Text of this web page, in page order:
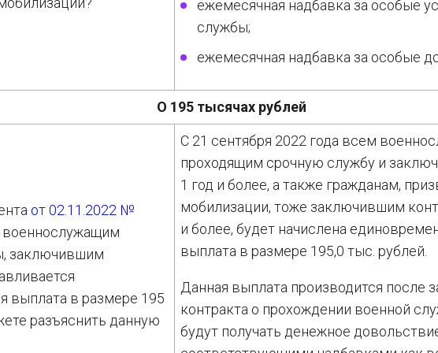
ежемесячная надбавка за особые
службы;
ежемесячная надбавка за особые
О 195 тысячах рублей
от 02.11.2022 №
военнослужащим
заключившим
выплата в размере 195
разъяснить данную
С 21 сентября 2022 года всем
проходящим срочную службу и
1 год и более, а также гражданам,
мобилизации, тоже заключившим
и более, будет начислена
выплата в размере 195,0 тыс. рублей.
Данная выплата производится после
контракта о прохождении военной
будут получать денежное